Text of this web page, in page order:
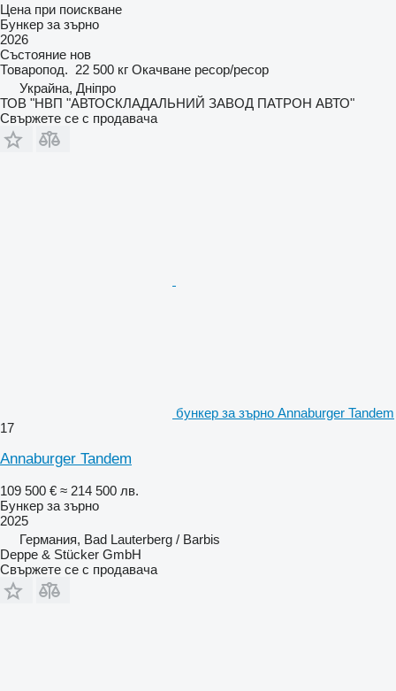
Цена при поискване
Бункер за зърно
2026
Състояние нов
Товаропод. 22 500 кг Окачване ресор/ресор
Украйна, Дніпро
ТОВ "НВП "АВТОСКЛАДАЛЬНИЙ ЗАВОД ПАТРОН АВТО"
Свържете се с продавача
бункер за зърно Annaburger Tandem
17
Annaburger Tandem
109 500 € ≈ 214 500 лв.
Бункер за зърно
2025
Германия, Bad Lauterberg / Barbis
Deppe & Stücker GmbH
Свържете се с продавача